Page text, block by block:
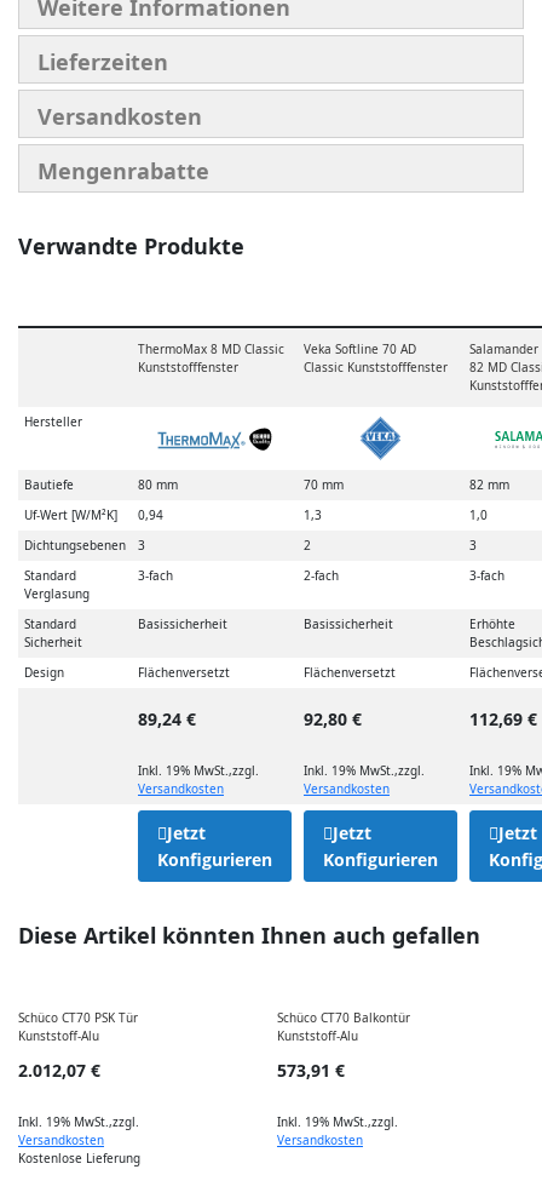
Weitere Informationen
Lieferzeiten
Versandkosten
Mengenrabatte
Verwandte Produkte
ThermoMax 8 MD Classic
Kunststofffenster
Veka Softline 70 AD
Classic Kunststofffenster
82 MD
Hersteller
Bautiefe 80 mm 70 mm
82 mm
Uf-Wert [W/M²K]
0,94 1,3
1,0
Dichtungsebenen
3 2
3
Standard
Verglasung
3-fach 2-fach 3-fach
Standard
Sicherheit
Basissicherheit Basissicherheit
Erhöhte
Design
Flächenversetzt Flächenversetzt
89,24 €
Inkl. 19% MwSt.,zzgl.
Versandkosten
92,80 €
Inkl. 19% MwSt.,zzgl.
Versandkosten
112,69 €
Inkl. 19%
Jetzt
Konfigurieren
Jetzt
Konfigurieren
Jetzt
Diese Artikel könnten Ihnen auch gefallen
Schüco CT70 PSK Tür
Kunststoff-Alu
2.012,07 €
Inkl. 19% MwSt.,zzgl.
Versandkosten
Kostenlose Lieferung
Schüco CT70 Balkontür
Kunststoff-Alu
573,91 €
Inkl. 19% MwSt.,zzgl.
Versandkosten